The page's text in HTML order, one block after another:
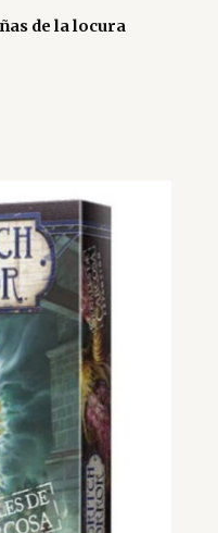
de la locura